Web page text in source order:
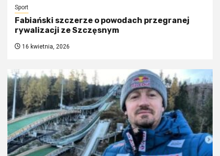
Sport
Fabiański szczerze o powodach przegranej
rywalizacji ze Szczęsnym
16 kwietnia, 2026